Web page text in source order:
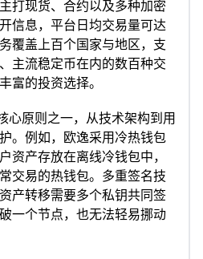
打现货、合约以及多种加密
信息，平台日均交易量可达
覆盖上百个国家与地区，支
主流稳定币在内的数百种交
富的投资选择。
心原则之一，从技术架构到用
。例如，欧逸采用冷热钱包
资产存放在离线冷钱包中，
交易的热钱包。多重签名技
产转移需要多个私钥共同签
一个节点，也无法轻易挪动